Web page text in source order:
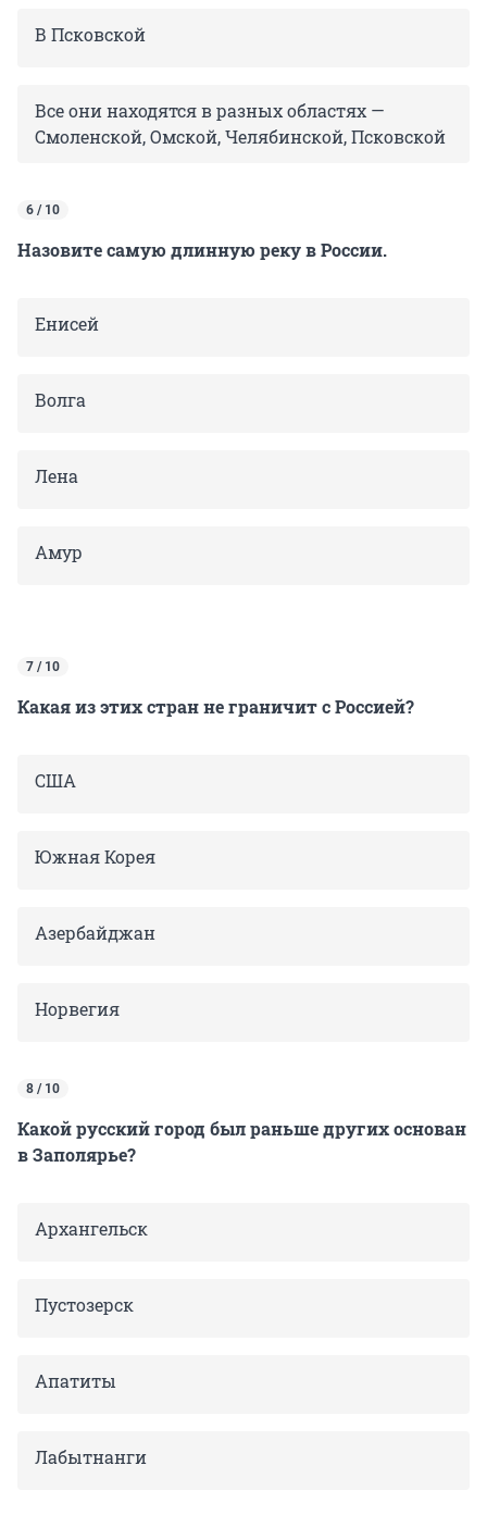
В Псковской
Все они находятся в разных областях —
Смоленской, Омской, Челябинской, Псковской
6 / 10
Назовите самую длинную реку в России.
Енисей
Волга
Лена
Амур
7 / 10
Какая из этих стран не граничит с Россией?
США
Южная Корея
Азербайджан
Норвегия
8 / 10
Какой русский город был раньше других основан
в Заполярье?
Архангельск
Пустозерск
Апатиты
Лабытнанги